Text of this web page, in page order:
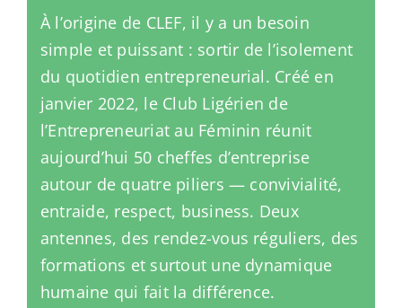
À l’origine de CLEF, il y a un besoin
simple et puissant : sortir de l’isolement
du quotidien entrepreneurial. Créé en
janvier 2022, le Club Ligérien de
l’Entrepreneuriat au Féminin réunit
aujourd’hui 50 cheffes d’entreprise
autour de quatre piliers — convivialité,
entraide, respect, business. Deux
antennes, des rendez-vous réguliers, des
formations et surtout une dynamique
humaine qui fait la différence.